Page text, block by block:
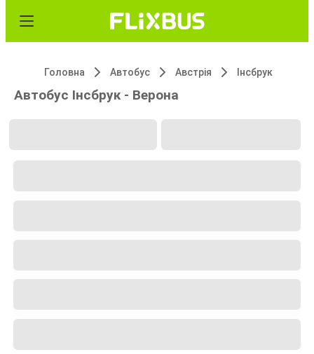
Головна Автобус Австрія Інсбрук
Автобус Інсбрук - Верона